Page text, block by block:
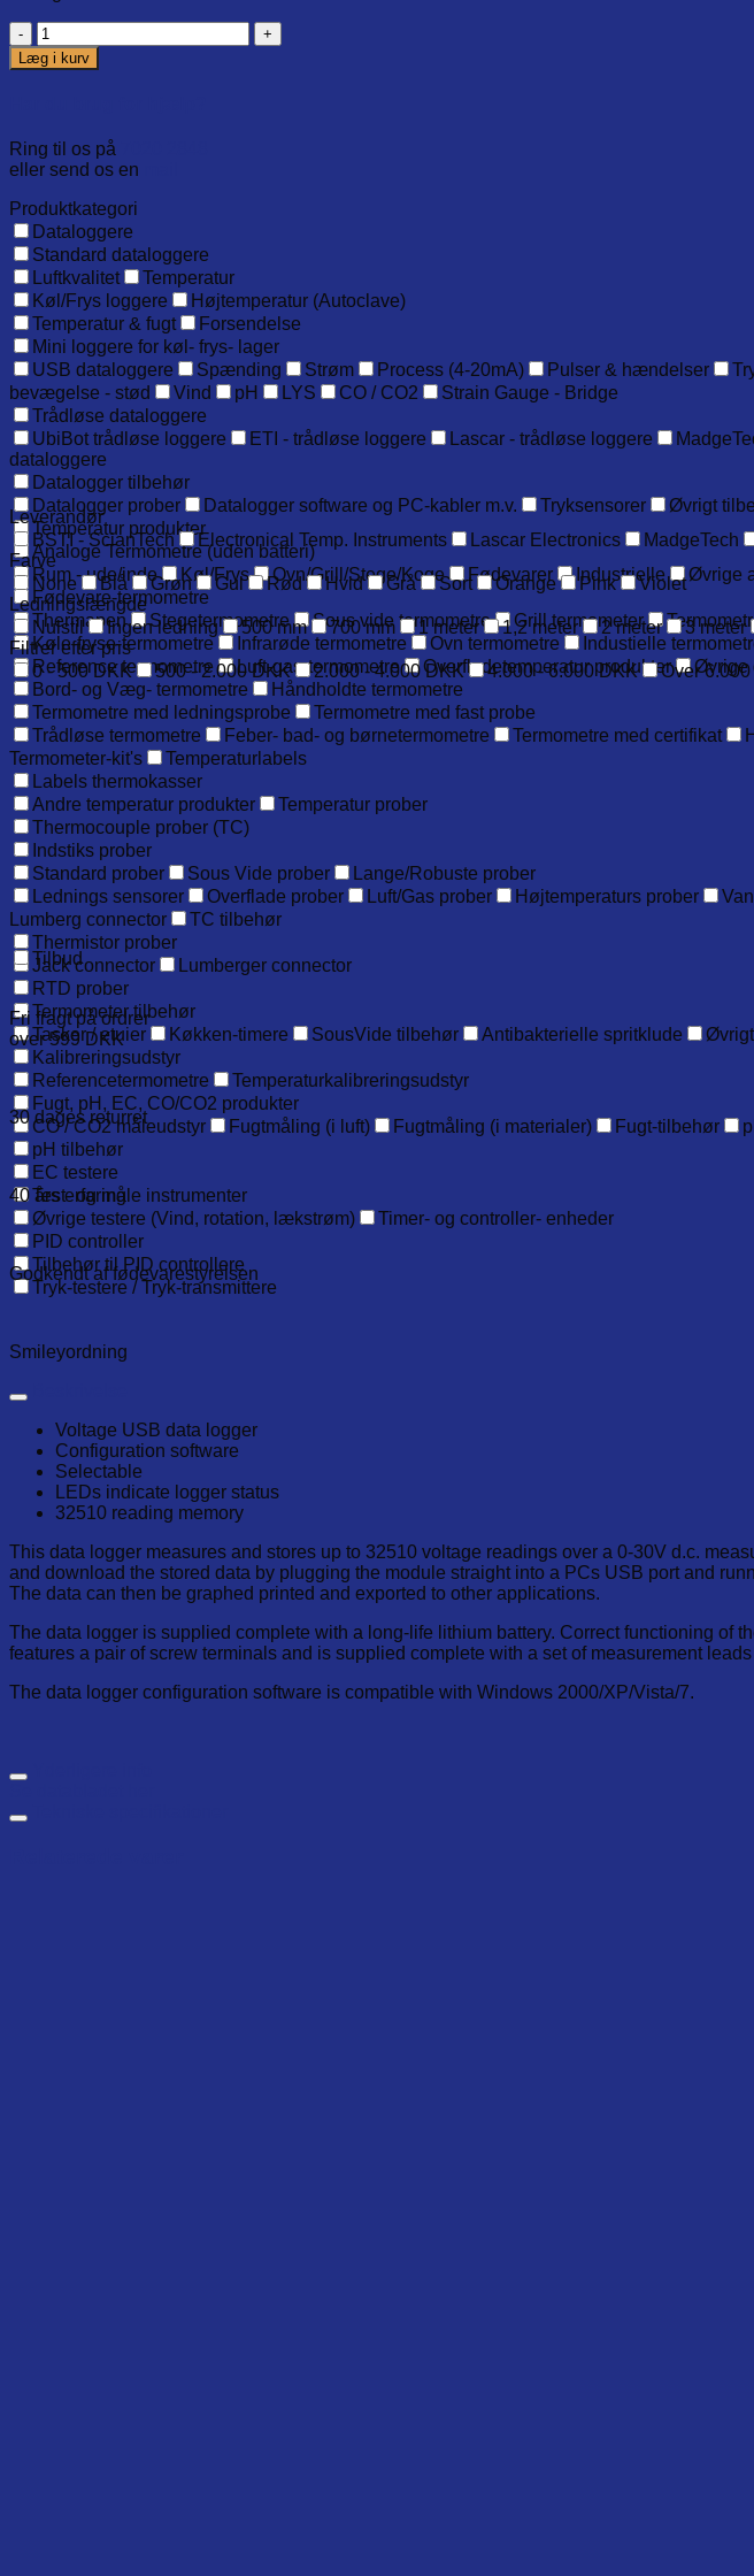
USB
Data
logger
dc
input
Læg i kurv
Ring til os på
eller send os en
Produktkategori
Dataloggere
Standard dataloggere
Luftkvalitet
Temperatur
Køl/Frys loggere
Højtemperatur (Autoclave)
Temperatur & fugt
Forsendelse
Mini loggere for køl- frys- lager
USB dataloggere
Spænding Strøm Process (4-20mA) Pulser & hændelser
bevægelse - stød
Vind pH LYS CO / CO2
Strain Gauge - Bridge
Trådløse dataloggere
UbiBot trådløse loggere
ETI - trådløse loggere Lascar - trådløse loggere
dataloggere
Datalogger tilbehør
Datalogger prober
Datalogger software og PC-kabler m.v. Tryksensorer
Øvrigt
Temperatur produkter
Analoge Termometre (uden batteri)
Rum - ude/inde
Køl/Frys Ovn/Grill/Stege/Koge Fødevarer Industrielle
Øvrige
Fødevare-termometre
Thermapen
Stegetermometre Sous vide termometre Grill termometer
Køle-fryse-termometre
Infrarøde termometre Ovn termometre
Industielle
Reference termometre
Luft-gas-termometre Overfladetemperatur produkter
Øvrige
Bord- og Væg- termometre
Håndholdte termometre
Termometre med ledningsprobe
Termometre med fast probe
Trådløse termometre
Feber- bad- og børnetermometre Termometre med certifikat
Termometer-kit's
Temperaturlabels
Labels thermokasser
Andre temperatur produkter
Temperatur prober
Thermocouple prober (TC)
Indstiks prober
Standard prober
Sous Vide prober
Lange/Robuste prober
Lednings sensorer
Overflade prober Luft/Gas prober Højtemperaturs prober
Lumberg connector
TC tilbehør
Thermistor prober
Jack connector
Lumberger connector
RTD prober
Termometer tilbehør
Tasker / etuier
Køkken-timere SousVide tilbehør Antibakterielle spritklude
Kalibreringsudstyr
Referencetermometre
Temperaturkalibreringsudstyr
Fugt, pH, EC, CO/CO2 produkter
CO / CO2 måleudstyr
Fugtmåling (i luft) Fugtmåling (i materialer) Fugt-tilbehør
pH tilbehør
EC testere
Test- og måle instrumenter
Øvrige testere (Vind, rotation, lækstrøm)
Timer- og controller- enheder
PID controller
Tilbehør til PID controllere
Tryk-testere / Tryk-transmittere
Leverandør
BSTI - ScianTech
Electronical Temp. Instruments Lascar Electronics MadgeTech
Farve
None
Blå Grøn Gul Rød Hvid Grå Sort Orange Pink
Violet
Ledningslængde
Nulstil
Ingen ledning 500 mm 700 mm 1 meter 1,2 meter 2 meter 3 meter
Filtrer efter pris
0 - 500 DKK
500 - 2.000 DKK 2.000 - 4.000 DKK 4.000 - 6.000 DKK Over
Tilbud
Fri fragt på ordrer
over 599 DKK
30 dages returret
40 års erfaring
Godkendt af fødevarestyrelsen
Smileyordning
Voltage USB data logger
Configuration software
Selectable
LEDs indicate logger status
32510 reading memory
This data logger measures and stores up to 32510 voltage readings over a 0-30V d.c.
and download the stored data by plugging the module straight into a PCs USB port and
The data can then be graphed printed and exported to other applications.
The data logger is supplied complete with a long-life lithium battery. Correct functioning of
features a pair of screw terminals and is supplied complete with a set of measurement
The data logger configuration software is compatible with Windows 2000/XP/Vista/7.